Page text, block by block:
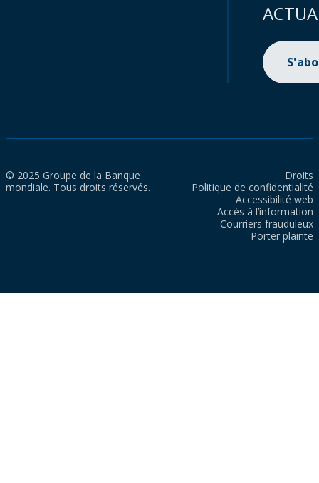
© 2025 Groupe de la Banque
mondiale. Tous droits réservés.
Droits
Politique de confidentialité
Accessibilité web
Accès à l’information
Courriers frauduleux
Porter plainte